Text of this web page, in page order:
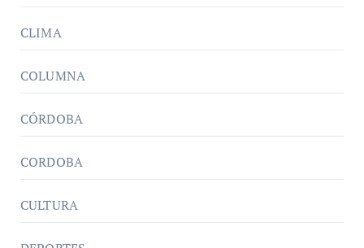
CLIMA
COLUMNA
CÓRDOBA
CORDOBA
CULTURA